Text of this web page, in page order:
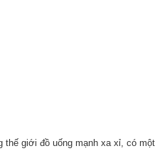
thế giới đồ uống mạnh xa xỉ, có